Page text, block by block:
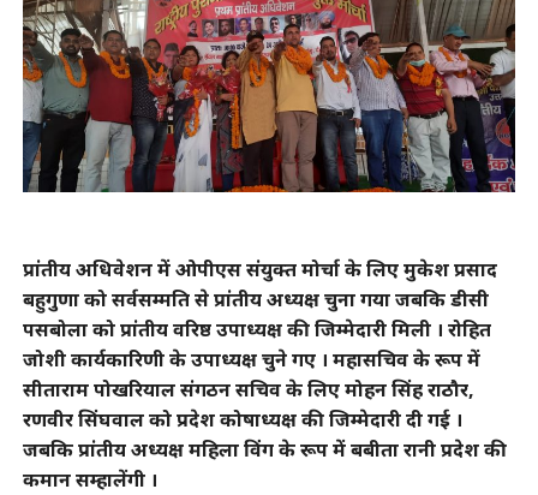
प्रांतीय अधिवेशन में ओपीएस संयुक्त मोर्चा के लिए मुकेश प्रसाद
बहुगुणा को सर्वसम्मति से प्रांतीय अध्यक्ष चुना गया जबकि डीसी
पसबोला को प्रांतीय वरिष्ठ उपाध्यक्ष की जिम्मेदारी मिली । रोहित
जोशी कार्यकारिणी के उपाध्यक्ष चुने गए । महासचिव के रूप में
सीताराम पोखरियाल संगठन सचिव के लिए मोहन सिंह राठौर,
रणवीर सिंघवाल को प्रदेश कोषाध्यक्ष की जिम्मेदारी दी गई ।
जबकि प्रांतीय अध्यक्ष महिला विंग के रूप में बबीता रानी प्रदेश की
कमान सम्हालेंगी ।